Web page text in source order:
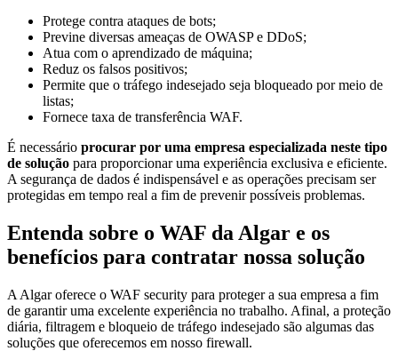
Protege contra ataques de bots;
Previne diversas ameaças de OWASP e DDoS;
Atua com o aprendizado de máquina;
Reduz os falsos positivos;
Permite que o tráfego indesejado seja bloqueado por meio de
listas;
Fornece taxa de transferência WAF.
É necessário procurar por uma empresa especializada neste tipo
de solução para proporcionar uma experiência exclusiva e eficiente.
A segurança de dados é indispensável e as operações precisam ser
protegidas em tempo real a fim de prevenir possíveis problemas.
Entenda sobre o WAF da Algar e os
benefícios para contratar nossa solução
A Algar oferece o WAF security para proteger a sua empresa a fim
de garantir uma excelente experiência no trabalho. Afinal, a proteção
diária, filtragem e bloqueio de tráfego indesejado são algumas das
soluções que oferecemos em nosso firewall.